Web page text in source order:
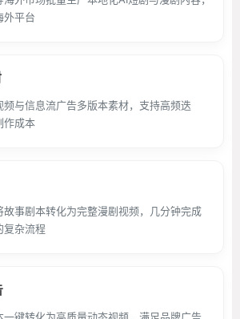
外平台
与信息流广告多版本素材，支持高频迭
作成本
事剧本转化为完整漫剧视频，几分钟完成
复杂流程